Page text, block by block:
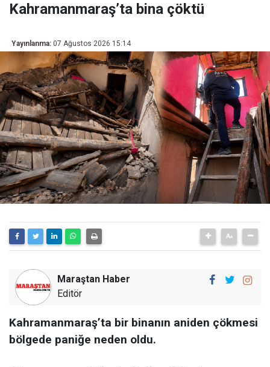
Kahramanmaraş’ta bina çöktü
Yayınlanma: 07 Ağustos 2026 15:14
Maraştan Haber
Editör
Kahramanmaraş’ta bir binanın aniden çökmesi
bölgede paniğe neden oldu.